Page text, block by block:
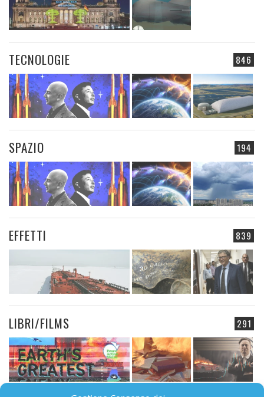
846
TECNOLOGIE
194
SPAZIO
839
EFFETTI
291
LIBRI/FILMS